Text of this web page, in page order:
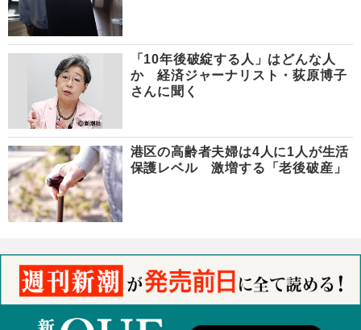
「10年後破綻する人」はどんな人
か 経済ジャーナリスト・荻原博子
さんに聞く
港区の高齢者夫婦は4人に1人が生活
保護レベル 激増する「老後破産」